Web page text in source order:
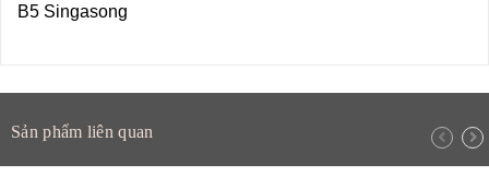
B5 Singasong
Sản phẩm liên quan